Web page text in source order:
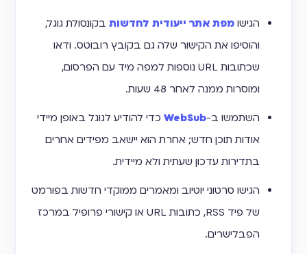
הגישו מפת אתר ייעודית לחדשות בקונסולת גוגל,
והוסיפו את הקישור שלה גם בקובץ רובוטס. ודאו
שכתובות URL נוספות למפה מיד עם הפרסום,
ומוסרות ממנה לאחר 48 שעות.
השתמשו ב-WebSub כדי להודיע לגוגל באופן מיידי
אודות תוכן חדש; אחרת הוא יישאב מפידים אחרים
בתדירות עדכון שעתית ולא מיידית.
הגישו סרטוני יוטיוב ומאמרים ממוקדי חדשות בפורמט
של פיד RSS, כתובות URL או קישורי פרופיל במרכז
הפבלישרים.